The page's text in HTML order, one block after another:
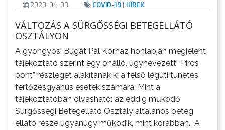
2020. 04. 03. COVID-19 | HÍREK
VÁLTOZÁS A SÜRGŐSSÉGI BETEGELLÁTÓ
OSZTÁLYON
A gyöngyösi Bugát Pál Kórház honlapján megjelent
tájékoztató szerint egy önálló, úgynevezett “Piros
pont” részleget alakítanak ki a felső légúti tünetes,
fertőzésgyanús esetek számára. Mint a
tájékoztatóban olvasható: az eddig működő
Sürgősségi Betegellátó Osztály általános beteg
ellátó része ugyanúgy működik, mint korábban. “A